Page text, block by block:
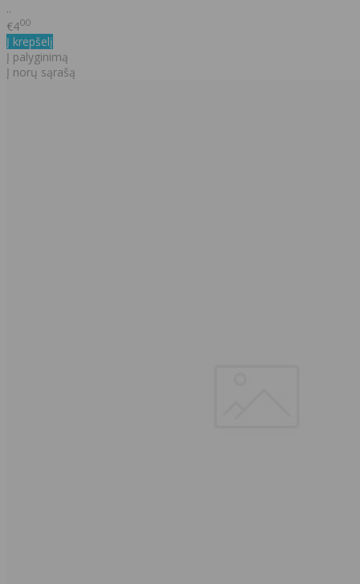
..
€400
Į krepšelį
Į palyginimą
Į norų sąrašą